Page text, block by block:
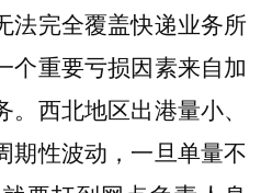
法完全覆盖快递业务所
个重要亏损因素来自加
西北地区出港量小、
期性波动，一旦单量不